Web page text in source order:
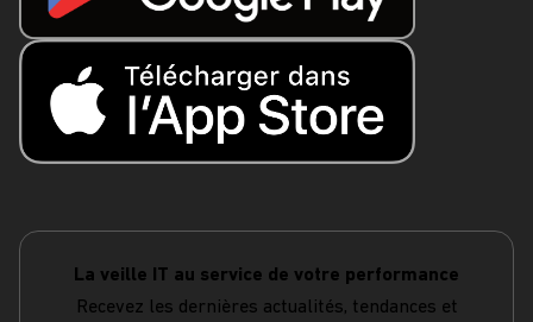
La veille IT au service de votre performance
Recevez les dernières actualités, tendances et